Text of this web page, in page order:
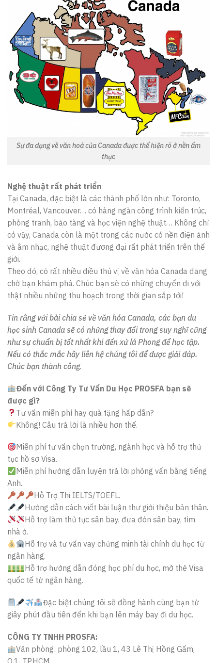
Sự đa dạng về văn hoá của Canada được thể hiện rõ ở nền ẩm
thực
Nghệ thuật rất phát triển
Tại Canada, đặc biệt là các thành phố lớn như: Toronto,
Montréal, Vancouver… có hàng ngàn công trình kiến trúc,
phòng tranh, bảo tàng và học viện nghệ thuật… Không chỉ
có vậy, Canada còn là một trong các nước có nền điện ảnh
và âm nhạc, nghệ thuật đương đại rất phát triển trên thế
giới.
Theo đó, có rất nhiều điều thú vị về văn hóa Canada đang
chờ bạn khám phá. Chúc bạn sẽ có những chuyến đi với
thật nhiều những thu hoạch trong thời gian sắp tới!
Tin rằng với bài chia sẻ về văn hóa Canada, các bạn du
học sinh Canada sẽ có những thay đổi trong suy nghĩ cũng
như sự chuẩn bị tốt nhất khi đến xứ lá Phong để học tập.
Nếu có thắc mắc hãy liên hệ chúng tôi để được giải đáp.
Chúc bạn thành công.
Đến với Công Ty Tư Vấn Du Học PROSFA bạn sẽ
được gì?
Tư vấn miễn phí hay quà tặng hấp dẫn?
Không! Câu trả lời là nhiều hơn thế.
Miễn phí tư vấn chọn trường, ngành học và hỗ trợ thủ
tục hồ sơ Visa.
Miễn phí hướng dẫn luyện trả lời phỏng vấn bằng tiếng
Anh.
Hỗ Trợ Thi IELTS/TOEFL.
Hướng dẫn cách viết bài luận thư giới thiệu bản thân.
Hỗ trợ làm thủ tục sân bay, đưa đón sân bay, tìm
nhà ở.
Hỗ trợ và tư vấn vay chứng minh tài chính du học từ
ngân hàng.
Hỗ trợ hướng dẫn đóng học phí du học, mở thẻ Visa
quốc tế từ ngân hàng.
Đặc biệt chúng tôi sẽ đồng hành cùng bạn từ
giây phút đầu tiên đến khi bạn lên máy bay đi du học.
CÔNG TY TNHH PROSFA:
Văn phòng: phòng 102, lầu 1, 43 Lê Thị Hồng Gấm,
Q.1, TP.HCM